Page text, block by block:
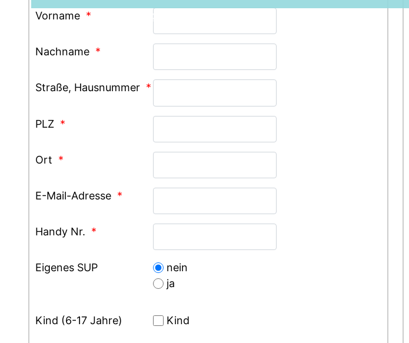
Grindelwald
Vorname *
Nachname *
Straße, Hausnummer *
PLZ *
Ort *
E-Mail-Adresse *
Handy Nr. *
Eigenes SUP
nein
ja
Kind (6-17 Jahre) Kind